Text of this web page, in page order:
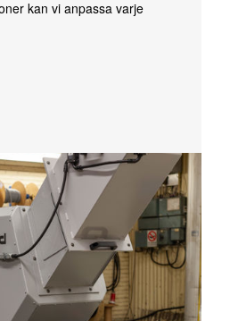
kan vi anpassa varje